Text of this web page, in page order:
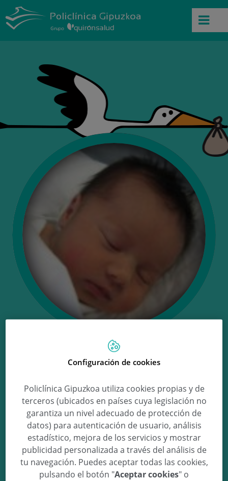
Ongi etorri Lucia!
Lucia Davila Zaldua
29/12/10 19:50 3.01Kg 48.5cm
Configuración de cookies
Policlínica Gipuzkoa utiliza cookies propias y de
terceros (ubicados en países cuya legislación no
garantiza un nivel adecuado de protección de
datos) para autenticación de usuario, análisis
estadístico, mejora de los servicios y mostrar
publicidad personalizada a través del análisis de
tu navegación. Puedes aceptar todas las cookies,
pulsando el botón "Aceptar cookies" o